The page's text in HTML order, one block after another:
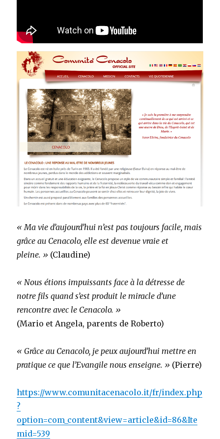
« Ma vie d’aujourd’hui n’est pas toujours facile, mais
grâce au Cenacolo, elle est devenue vraie et
pleine. » (Claudine)
« Nous étions impuissants face à la détresse de
notre fils quand s’est produit le miracle d’une
rencontre avec le Cenacolo. »
(Mario et Angela, parents de Roberto)
« Grâce au Cenacolo, je peux aujourd’hui mettre en
pratique ce que l’Evangile nous enseigne. » (Pierre)
https://www.comunitacenacolo.it/fr/index.php
?
option=com_content&view=article&id=86&Ite
mid=539